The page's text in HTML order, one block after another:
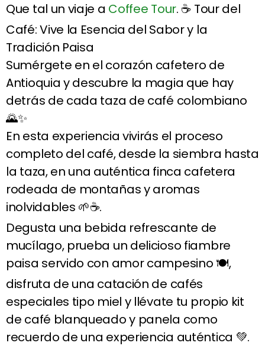
Que tal un viaje a Coffee Tour. ☕ Tour del
Café: Vive la Esencia del Sabor y la
Tradición Paisa
Sumérgete en el corazón cafetero de
Antioquia y descubre la magia que hay
detrás de cada taza de café colombiano
🌄✨
En esta experiencia vivirás el proceso
completo del café, desde la siembra hasta
la taza, en una auténtica finca cafetera
rodeada de montañas y aromas
inolvidables 🌱☕.
Degusta una bebida refrescante de
mucílago, prueba un delicioso fiambre
paisa servido con amor campesino 🍽️,
disfruta de una catación de cafés
especiales tipo miel y llévate tu propio kit
de café blanqueado y panela como
recuerdo de una experiencia auténtica 💚.